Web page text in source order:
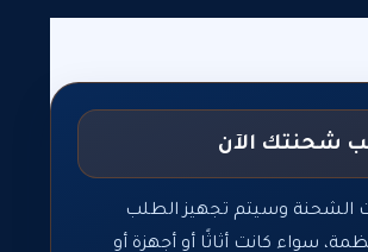
شحنتك الآن
الشحنة وسيتم تجهيز الطلب
سواء كانت أثاثًا أو أجهزة أو